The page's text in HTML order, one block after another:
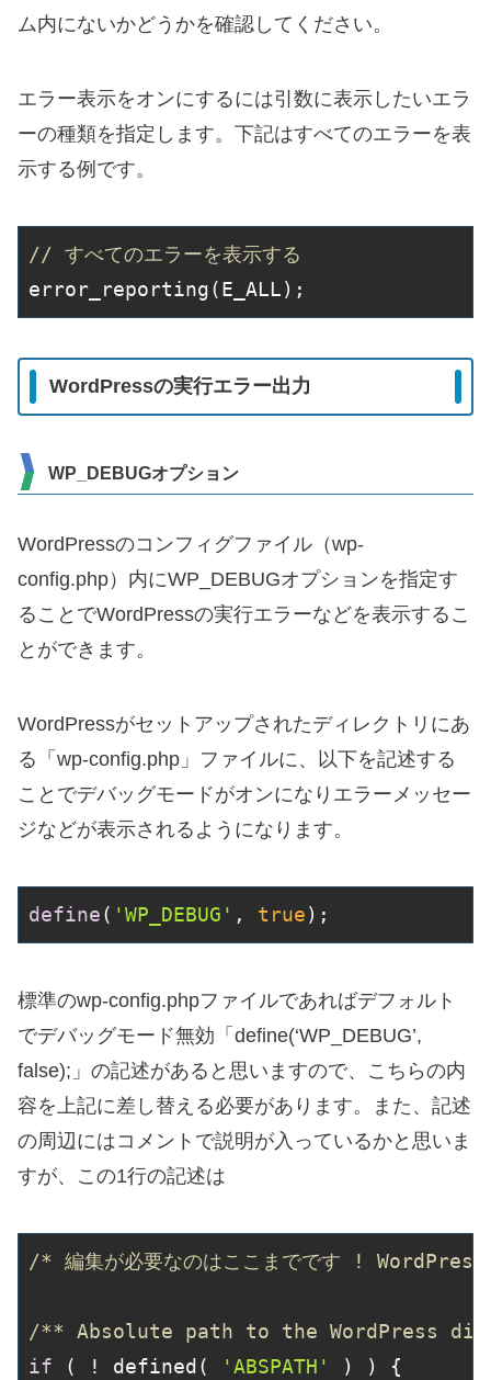
ム内にないかどうかを確認してください。
エラー表示をオンにするには引数に表示したいエラ
ーの種類を指定します。下記はすべてのエラーを表
示する例です。
// すべてのエラーを表示する
error _reporting(E_ALL) ;
WordPressの実行エラー出力
WP_DEBUGオプション
WordPressのコンフィグファイル（wp-
config.php）内にWP_DEBUGオプションを指定す
ることでWordPressの実行エラーなどを表示するこ
とができます。
WordPressがセットアップされたディレクトリにあ
る「wp-config.php」ファイルに、以下を記述する
ことでデバッグモードがオンになりエラーメッセー
ジなどが表示されるようになります。
define( 'WP_DEBUG' , true);
標準のwp-config.phpファイルであればデフォルト
でデバッグモード無効「define(‘WP_DEBUG’,
false);」の記述があると思いますので、こちらの内
容を上記に差し替える必要があります。また、記述
の周辺にはコメントで説明が入っているかと思いま
すが、この1行の記述は
/* 編集が必要なのはここまでです ! WordPress
/** Absolute path to the WordPress
if ( ! defined( 'ABSPATH'
) ) {